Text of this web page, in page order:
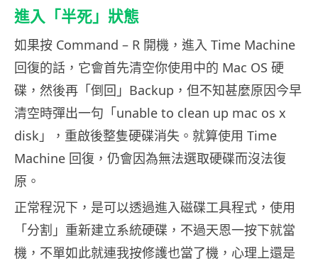
進入「半死」狀態
如果按 Command – R 開機，進入 Time Machine
回復的話，它會首先清空你使用中的 Mac OS 硬
碟，然後再「倒回」Backup，但不知甚麼原因今早
清空時彈出一句「unable to clean up mac os x
disk」，重啟後整隻硬碟消失。就算使用 Time
Machine 回復，仍會因為無法選取硬碟而沒法復
原。
正常程況下，是可以透過進入磁碟工具程式，使用
「分割」重新建立系統硬碟，不過天恩一按下就當
機，不單如此就連我按修護也當了機，心理上還是